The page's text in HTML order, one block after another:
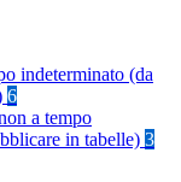
indeterminato (da
6
a tempo
in tabelle) 3